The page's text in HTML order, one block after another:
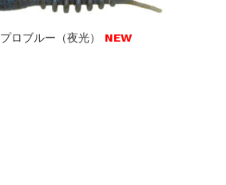
ロブルー（夜光） NEW